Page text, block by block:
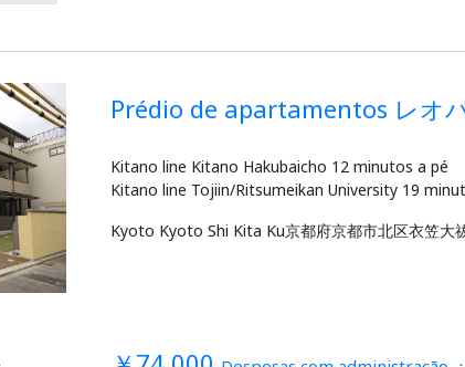
Prédio de apartamentos レオ
Kitano line Kitano Hakubaicho 12 minutos a pé
Kyoto Kyoto Shi Kita Ku京都府京都市北区衣笠大